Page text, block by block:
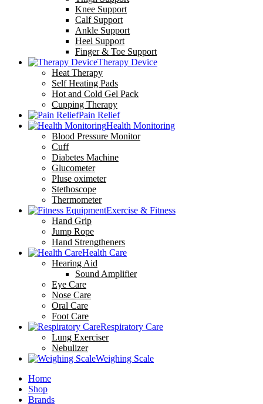
Knee Support
Calf Support
Ankle Support
Heel Support
Finger & Toe Support
Therapy Device
Heat Therapy
Self Heating Pads
Hot and Cold Gel Pack
Cupping Therapy
Pain Relief
Health Monitoring
Blood Pressure Monitor
Cuff
Diabetes Machine
Glucometer
Pluse oximeter
Stethoscope
Thermometer
Exercise & Fitness
Hand Grip
Jump Rope
Hand Strengtheners
Health Care
Hearing Aid
Sound Amplifier
Eye Care
Nose Care
Oral Care
Foot Care
Respiratory Care
Lung Exerciser
Nebulizer
Weighing Scale
Home
Shop
Brands